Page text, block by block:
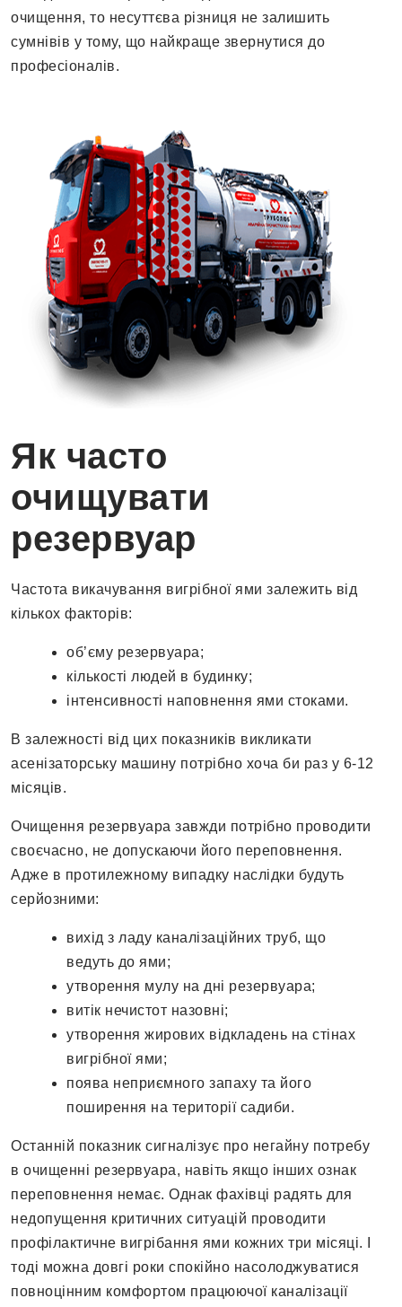
очищення, то несуттєва різниця не залишить
сумнівів у тому, що найкраще звернутися до
професіоналів.
Як часто
очищувати
резервуар
Частота викачування вигрібної ями залежить від
кількох факторів:
об’єму резервуара;
кількості людей в будинку;
інтенсивності наповнення ями стоками.
В залежності від цих показників викликати
асенізаторську машину потрібно хоча би раз у 6-12
місяців.
Очищення резервуара завжди потрібно проводити
своєчасно, не допускаючи його переповнення.
Адже в протилежному випадку наслідки будуть
серйозними:
вихід з ладу каналізаційних труб, що
ведуть до ями;
утворення мулу на дні резервуара;
витік нечистот назовні;
утворення жирових відкладень на стінах
вигрібної ями;
поява неприємного запаху та його
поширення на території садиби.
Останній показник сигналізує про негайну потребу
в очищенні резервуара, навіть якщо інших ознак
переповнення немає. Однак фахівці радять для
недопущення критичних ситуацій проводити
профілактичне вигрібання ями кожних три місяці. І
тоді можна довгі роки спокійно насолоджуватися
повноцінним комфортом працюючої каналізації